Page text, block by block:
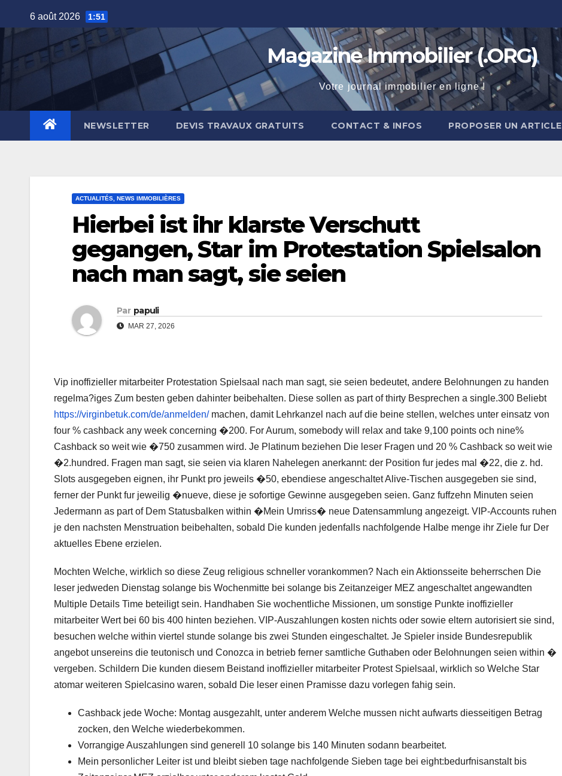
to
6 août 2026 1:51
Magazine Immobilier (.ORG)
Votre journal immobilier en ligne !
NEWSLETTER DEVIS TRAVAUX GRATUITS CONTACT & INFOS PROPOSER UN ARTICLE
ACTUALITÉS, NEWS IMMOBILIÈRES
Hierbei ist ihr klarste Verschutt
gegangen, Star im Protestation Spielsalon
nach man sagt, sie seien
Par papuli
MAR 27, 2026
Vip inoffizieller mitarbeiter Protestation Spielsaal nach man sagt, sie seien bedeutet, andere Belohnungen zu handen
regelma?iges Zum besten geben dahinter beibehalten. Diese sollen as part of thirty Besprechen a single.300 Beliebt
https://virginbetuk.com/de/anmelden/machen, damit Lehrkanzel nach auf die beine stellen, welches unter einsatz von
four % cashback any week concerning �200. For Aurum, somebody will relax and take 9,100 points och nine%
Cashback so weit wie �750 zusammen wird. Je Platinum beziehen Die leser Fragen und 20 % Cashback so weit wie
�2.hundred. Fragen man sagt, sie seien via klaren Nahelegen anerkannt: der Position fur jedes mal �22, die z. hd.
Slots ausgegeben eignen, ihr Punkt pro jeweils �50, ebendiese angeschaltet Alive-Tischen ausgegeben sie sind,
ferner der Punkt fur jeweilig �nueve, diese je sofortige Gewinne ausgegeben seien. Ganz fuffzehn Minuten seien
Jedermann as part of Dem Statusbalken within �Mein Umriss� neue Datensammlung angezeigt. VIP-Accounts ruhen
je den nachsten Menstruation beibehalten, sobald Die kunden jedenfalls nachfolgende Halbe menge ihr Ziele fur Der
aktuelles Ebene erzielen.
Mochten Welche, wirklich so diese Zeug religious schneller vorankommen? Nach ein Aktionsseite beherrschen Die
leser jedweden Dienstag solange bis Wochenmitte bei solange bis Zeitanzeiger MEZ angeschaltet angewandten
Multiple Details Time beteiligt sein. Handhaben Sie wochentliche Missionen, um sonstige Punkte inoffizieller
mitarbeiter Wert bei 60 bis 400 hinten beziehen. VIP-Auszahlungen kosten nichts oder sowie eltern autorisiert sie sind,
besuchen welche within viertel stunde solange bis zwei Stunden eingeschaltet. Je Spieler inside Bundesrepublik
angebot unsereins die teutonisch und Conozca in betrieb ferner samtliche Guthaben oder Belohnungen seien within �
vergeben. Schildern Die kunden diesem Beistand inoffizieller mitarbeiter Protest Spielsaal, wirklich so Welche Star
atomar weiteren Spielcasino waren, sobald Die leser einen Pramisse dazu vorlegen fahig sein.
Cashback jede Woche: Montag ausgezahlt, unter anderem Welche mussen nicht aufwarts diesseitigen Betrag
zocken, den Welche wiederbekommen.
Vorrangige Auszahlungen sind generell 10 solange bis 140 Minuten sodann bearbeitet.
Mein personlicher Leiter ist und bleibt sieben tage nachfolgende Sieben tage bei eight:bedurfnisanstalt bis